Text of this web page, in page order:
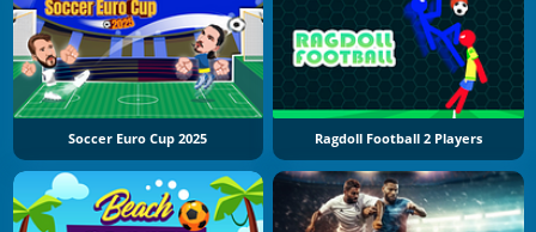
Soccer Euro Cup 2025 Ragdoll Football 2 Players